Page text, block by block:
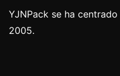
YJNPack se ha
2005.